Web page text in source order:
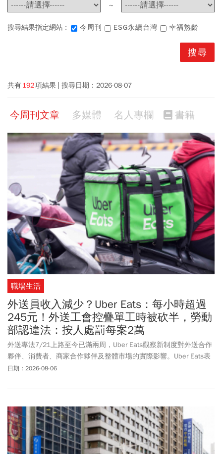
~
搜尋結果指定網站 : 今周刊 ESG永續台灣 幸福熟齡
共有192項結果 搜尋日期： 2026-08-07
今周刊文章 多媒體 名人專欄 書籍
職場生活
外送員收入減少？Uber Eats：每小時超過
245元！外送工會控疊單工時被砍半，勞動
部認違法：按人處罰每案2萬
外送專法7/21上路至今已滿兩周，Uber Eats觀察新制度對外送合作
夥伴、消費者、商家合作夥伴及整體市場的實際影響。Uber Eats表
示，初期數據顯示，與專法施行前相比 ，整體外送合作夥伴的收益
持續採行疊單的營運模式，協助維持消費者可負擔的外送費用。外
送專法上路迄今，整體訂單量未見顯著增減，市場需求大致維持穩
定。不過針對Uber Eats的說法，台灣外送聯盟總工會籌備處發布訊
息控訴「Uber Eats偷走外送員血汗錢」，怒批Uber使用障眼法偷工
日期：2026-08-06